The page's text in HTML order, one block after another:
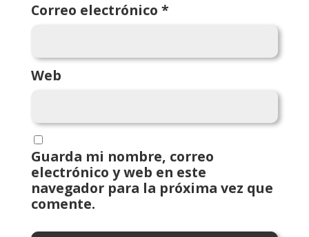
Correo electrónico *
Web
Guarda mi nombre, correo
electrónico y web en este
navegador para la próxima vez que
comente.